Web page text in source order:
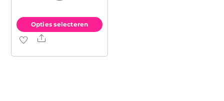
Opties selecteren
Dit
Share